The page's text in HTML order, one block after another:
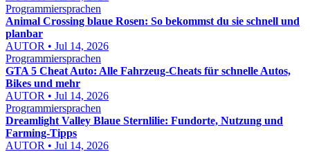
Programmiersprachen
Animal Crossing blaue Rosen: So bekommst du sie schnell und
planbar
AUTOR • Jul 14, 2026
Programmiersprachen
GTA 5 Cheat Auto: Alle Fahrzeug-Cheats für schnelle Autos,
Bikes und mehr
AUTOR • Jul 14, 2026
Programmiersprachen
Dreamlight Valley Blaue Sternlilie: Fundorte, Nutzung und
Farming-Tipps
AUTOR • Jul 14, 2026